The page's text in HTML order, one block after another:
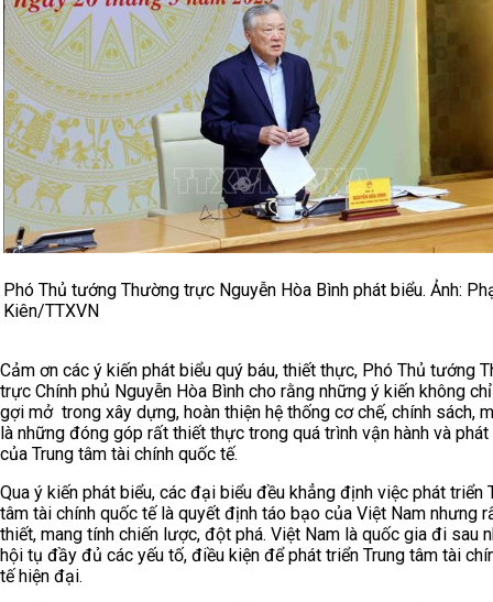
Phó Thủ tướng Thường trực Nguyễn Hòa Bình phát biểu. Ảnh:
Kiên/TTXVN
Cảm ơn các ý kiến phát biểu quý báu, thiết thực, Phó Thủ tướng
trực Chính phủ Nguyễn Hòa Bình cho rằng những ý kiến không
gợi mở trong xây dựng, hoàn thiện hệ thống cơ chế, chính sách,
là những đóng góp rất thiết thực trong quá trình vận hành và phát
của Trung tâm tài chính quốc tế.
Qua ý kiến phát biểu, các đại biểu đều khẳng định việc phát triển
tâm tài chính quốc tế là quyết định táo bạo của Việt Nam nhưng
thiết, mang tính chiến lược, đột phá. Việt Nam là quốc gia đi sau
hội tụ đầy đủ các yếu tố, điều kiện để phát triển Trung tâm tài
tế hiện đại.